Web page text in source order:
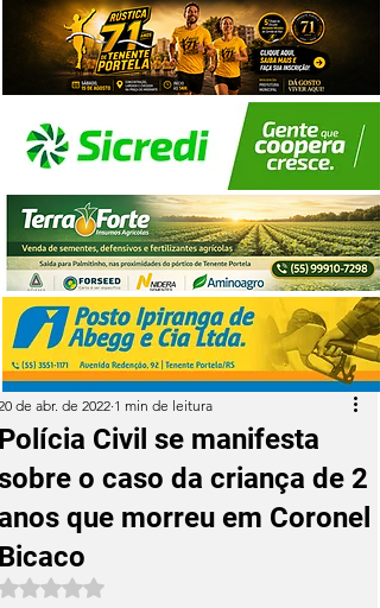
Civil se manifesta
o caso da criança de 2
que morreu em Coronel
de abr. de 2022 1 min de leitura
Avaliado com NaN de 5 estrelas.